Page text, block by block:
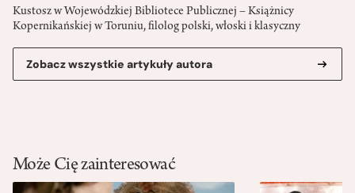
Kustosz w Wojewódzkiej Bibliotece Publicznej – Książnicy
Kopernikańskiej w Toruniu, filolog polski, włoski i klasyczny
Zobacz wszystkie artykuły autora
Może Cię zainteresować